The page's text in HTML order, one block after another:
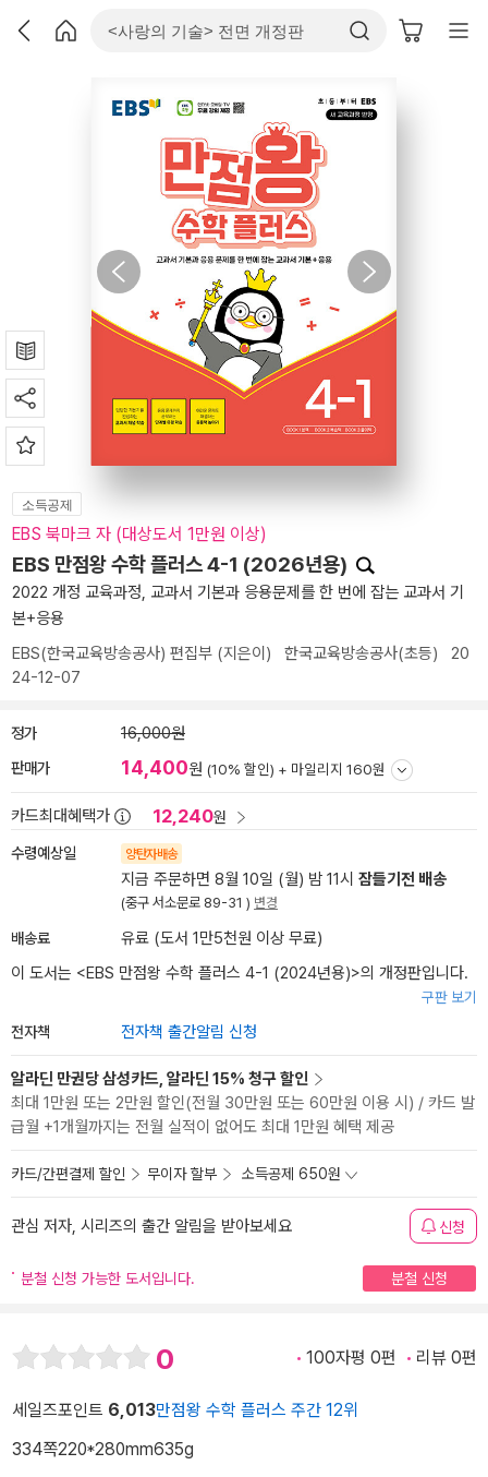
소득공제
EBS 북마크 자 (대상도서 1만원 이상)
EBS 만점왕 수학 플러스 4-1 (2026년용)
2022 개정 교육과정, 교과서 기본과 응용문제를 한 번에 잡는 교과서 기
본+응용
EBS(한국교육방송공사) 편집부 (지은이) 한국교육방송공사(초등) 20
24-12-07
정가 16,000원
판매가 14,400원 (10% 할인) + 마일리지 160원
카드최대혜택가 12,240원
수령예상일 양탄자배송
지금 주문하면 8월 10일 (월) 밤 11시 잠들기전 배송
(중구 서소문로 89-31 ) 변경
배송료
유료 (도서 1만5천원 이상 무료)
이 도서는 <EBS 만점왕 수학 플러스 4-1 (2024년용)>의 개정판입니다.
구판 보기
전자책 전자책 출간알림 신청
알라딘 만권당 삼성카드, 알라딘 15% 청구 할인
최대 1만원 또는 2만원 할인(전월 30만원 또는 60만원 이용 시) / 카드 발
급월 +1개월까지는 전월 실적이 없어도 최대 1만원 혜택 제공
카드/간편결제 할인 무이자 할부 소득공제 650원
관심 저자, 시리즈의 출간 알림을 받아보세요 신청
분철 신청 가능한 도서입니다. 분철 신청
0 100자평 0편 리뷰 0편
세일즈포인트 6,013만점왕 수학 플러스 주간 12위
334쪽220*280mm635g